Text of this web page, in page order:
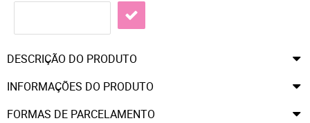
DESCRIÇÃO DO PRODUTO
INFORMAÇÕES DO PRODUTO
FORMAS DE PARCELAMENTO